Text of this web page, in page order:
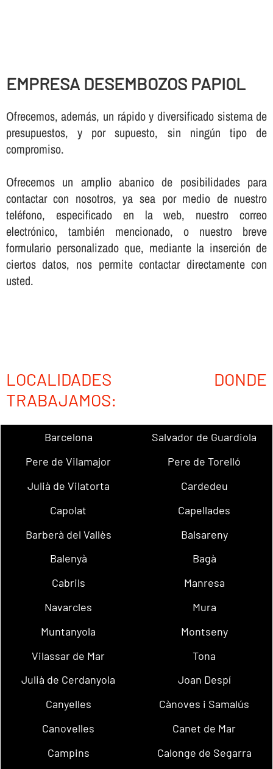
EMPRESA DESEMBOZOS PAPIOL
Ofrecemos, además, un rápido y diversificado sistema de
presupuestos, y por supuesto, sin ningún tipo de
compromiso.
Ofrecemos un amplio abanico de posibilidades para
contactar con nosotros, ya sea por medio de nuestro
teléfono, especificado en la web, nuestro correo
electrónico, también mencionado, o nuestro breve
formulario personalizado que, mediante la inserción de
ciertos datos, nos permite contactar directamente con
usted.
LOCALIDADES DONDE
TRABAJAMOS:
Barcelona
Salvador de Guardiola
Pere de Vilamajor
Pere de Torelló
Julià de Vilatorta
Cardedeu
Capolat
Capellades
Barberà del Vallès
Balsareny
Balenyà
Bagà
Cabrils
Manresa
Navarcles
Mura
Muntanyola
Montseny
Vilassar de Mar
Tona
Julià de Cerdanyola
Joan Despí
Canyelles
Cànoves i Samalús
Canovelles
Canet de Mar
Campins
Calonge de Segarra